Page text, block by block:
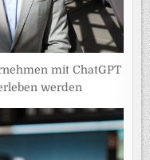
mit ChatGPT
werden